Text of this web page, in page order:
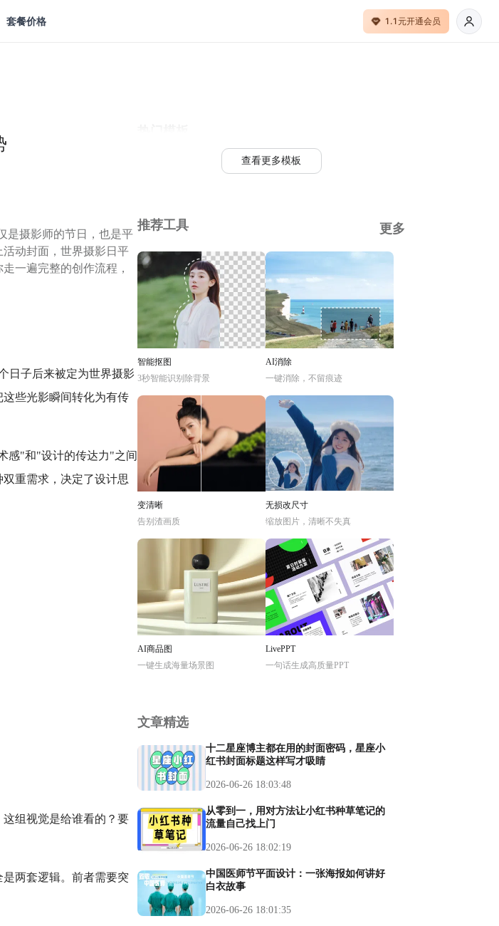
套餐价格 1.1元开通会员
是摄影师的节日，也是平
动封面，世界摄影日平
一遍完整的创作流程，
日子后来被定为世界摄影
些光影瞬间转化为有传
感"和"设计的传达力"之间
重需求，决定了设计思
组视觉是给谁看的？要
两套逻辑。前者需要突
查看更多模板
推荐工具 更多
智能抠图
3秒智能识别除背景
AI消除
一键消除，不留痕迹
变清晰
告别渣画质
无损改尺寸
缩放图片，清晰不失真
AI商品图
一键生成海量场景图
LivePPT
一句话生成高质量PPT
文章精选
十二星座博主都在用的封面密码，星座小
红书封面标题这样写才吸睛
2026-06-26 18:03:48
从零到一，用对方法让小红书种草笔记的
流量自己找上门
2026-06-26 18:02:19
中国医师节平面设计：一张海报如何讲好
白衣故事
2026-06-26 18:01:35